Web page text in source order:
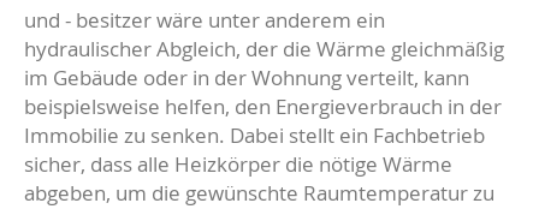
und - besitzer wäre unter anderem ein
hydraulischer Abgleich, der die Wärme gleichmäßig
im Gebäude oder in der Wohnung verteilt, kann
beispielsweise helfen, den Energieverbrauch in der
Immobilie zu senken. Dabei stellt ein Fachbetrieb
sicher, dass alle Heizkörper die nötige Wärme
abgeben, um die gewünschte Raumtemperatur zu